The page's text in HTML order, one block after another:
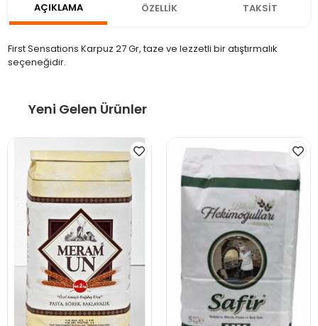
AÇIKLAMA ÖZELLİK TAKSİT
First Sensations Karpuz 27 Gr, taze ve lezzetli bir atıştırmalık
seçeneğidir.
Yeni Gelen Ürünler